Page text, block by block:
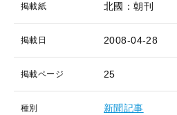
掲載紙 北國：朝刊
掲載日 2008-04-28
掲載ページ 25
種別 新聞記事